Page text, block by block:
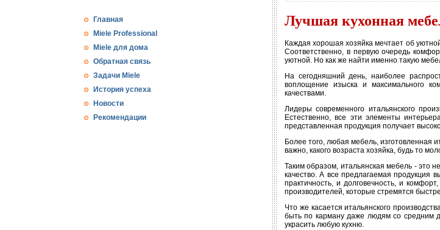
Главная
Miele Professional
Miele для дома
Обратная связь
Задачи Miele
История успеха
Новости
Рекомендации
Лучшая кухонная
Каждая хорошая хозяйка мечтает об
Соответственно, в первую очередь
уютной. Но как же найти именно такую
На сегодняшний день, наиболее
воплощение изыска и максимального
качествами.
Лидеры современного итальянского
Естественно, все эти элементы
представленная продукция получает
Более того, любая мебель, изготовленная
важно, какого возраста хозяйка, будь то
Таким образом, итальянская мебель - это
качество. А все предлагаемая продукция
практичность, и долговечность, и
производителей, которые стремятся
Что же касается итальянского
быть по карману даже людям со средним
украсить любую кухню.